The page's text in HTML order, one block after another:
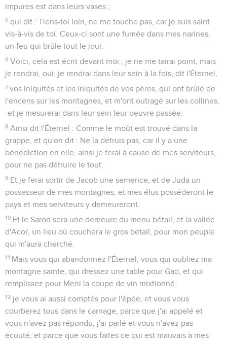
impures est dans leurs vases ;
5 qui dit : Tiens-toi loin, ne me touche pas, car je suis saint
vis-à-vis de toi. Ceux-ci sont une fumée dans mes narines,
un feu qui brûle tout le jour.
6 Voici, cela est écrit devant moi ; je ne me tairai point, mais
je rendrai, oui, je rendrai dans leur sein à la fois, dit l'Éternel,
7 vos iniquités et les iniquités de vos pères, qui ont brûlé de
l'encens sur les montagnes, et m'ont outragé sur les collines,
-et je mesurerai dans leur sein leur oeuvre passée.
8 Ainsi dit l'Éternel : Comme le moût est trouvé dans la
grappe, et qu'on dit : Ne la détruis pas, car il y a une
bénédiction en elle, ainsi je ferai à cause de mes serviteurs,
pour ne pas détruire le tout.
9 Et je ferai sortir de Jacob une semence, et de Juda un
possesseur de mes montagnes, et mes élus posséderont le
pays et mes serviteurs y demeureront.
10 Et le Saron sera une demeure du menu bétail, et la vallée
d'Acor, un lieu où couchera le gros bétail, pour mon peuple
qui m'aura cherché.
11 Mais vous qui abandonnez l'Éternel, vous qui oubliez ma
montagne sainte, qui dressez une table pour Gad, et qui
remplissez pour Meni la coupe de vin mixtionné,
12 je vous ai aussi comptés pour l'épée, et vous vous
courberez tous dans le carnage, parce que j'ai appelé et
vous n'avez pas répondu, j'ai parlé et vous n'avez pas
écouté, et parce que vous faites ce qui est mauvais à mes